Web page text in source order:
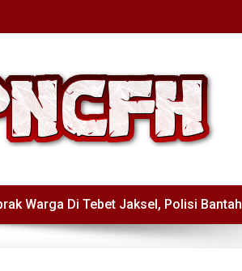
Warga Di Tebet Jaksel, Polisi Bantah